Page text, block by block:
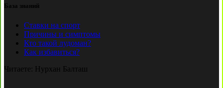
База знаний
Ставки на спорт
Причины и симптомы
Кто такой лудоман?
Как избавиться?
Читаете: Нурхан Балташ